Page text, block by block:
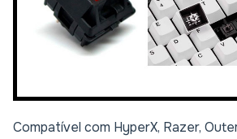
Compatível com HyperX, Razer,